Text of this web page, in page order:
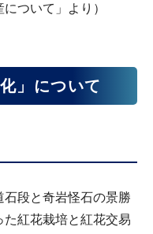
ついて」より）
」について
段と奇岩怪石の景勝
紅花栽培と紅花交易